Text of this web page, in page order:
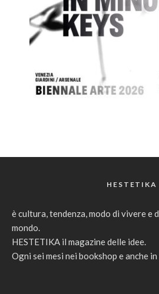
HESTETIKA
è cultura, tendenza, modo di vivere e
mondo.
HESTETIKA il magazine delle idee.
Ogni sei mesi nei bookshop e anche